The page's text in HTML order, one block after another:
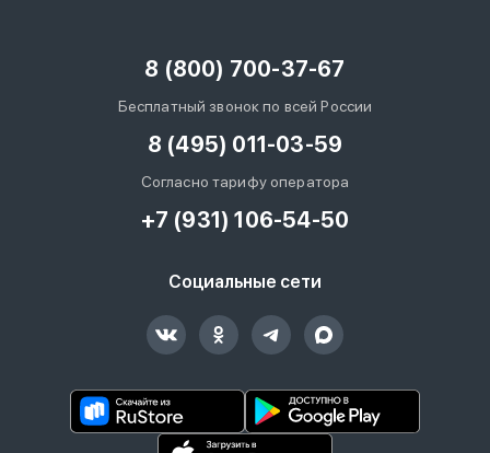
8 (800) 700-37-67
Бесплатный звонок по всей России
8 (495) 011-03-59
Согласно тарифу оператора
+7 (931) 106-54-50
Социальные сети